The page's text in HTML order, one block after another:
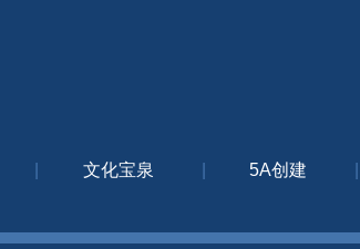
文化宝泉 5A创建